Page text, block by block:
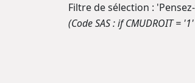
Filtre de sélection :
(Code SAS : if CMUDROIT =